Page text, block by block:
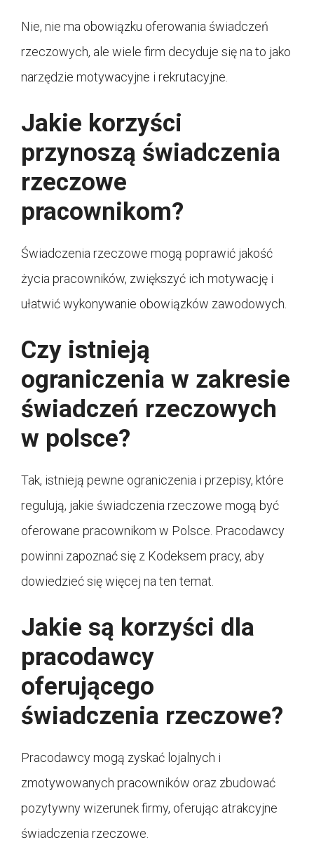
Nie, nie ma obowiązku oferowania świadczeń
rzeczowych, ale wiele firm decyduje się na to jako
narzędzie motywacyjne i rekrutacyjne.
Jakie korzyści
przynoszą świadczenia
rzeczowe
pracownikom?
Świadczenia rzeczowe mogą poprawić jakość
życia pracowników, zwiększyć ich motywację i
ułatwić wykonywanie obowiązków zawodowych.
Czy istnieją
ograniczenia w zakresie
świadczeń rzeczowych
w polsce?
Tak, istnieją pewne ograniczenia i przepisy, które
regulują, jakie świadczenia rzeczowe mogą być
oferowane pracownikom w Polsce. Pracodawcy
powinni zapoznać się z Kodeksem pracy, aby
dowiedzieć się więcej na ten temat.
Jakie są korzyści dla
pracodawcy
oferującego
świadczenia rzeczowe?
Pracodawcy mogą zyskać lojalnych i
zmotywowanych pracowników oraz zbudować
pozytywny wizerunek firmy, oferując atrakcyjne
świadczenia rzeczowe.